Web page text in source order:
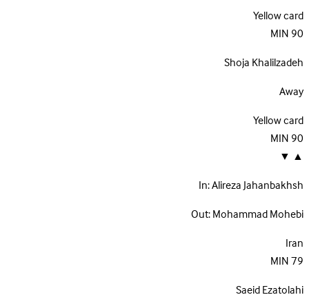
Yellow card
90
MIN
Shoja Khalilzadeh
Away
Yellow card
90
MIN
▲
▼
In:Alireza Jahanbakhsh
Out:Mohammad Mohebi
Iran
79
MIN
Saeid Ezatolahi